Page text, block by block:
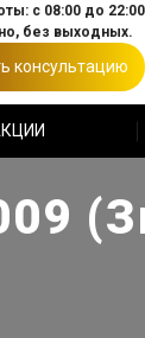
с 08:00 до 22:00
без выходных.
консультацию